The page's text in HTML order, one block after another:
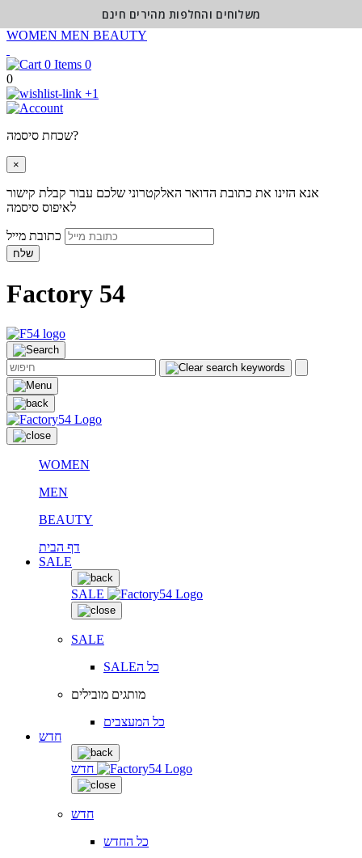
WOMEN MEN BEAUTY
0
0
+1
שכחת סיסמה?
×
אנא הזינו את כתובת הדואר האלקטרוני שלכם עבור קבלת קישור
לאיפוס סיסמה
שלח
Factory 54
WOMEN
MEN
BEAUTY
דף הבית
SALE
SALE
SALE
SALEכל ה
מותגים מובילים
כל המעצבים
חדש
חדש
חדש
כל החדש
משלוחים והחלפות מהירים חינם